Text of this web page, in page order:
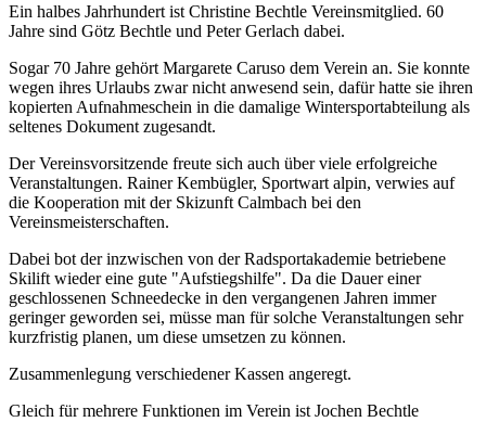
Ein halbes Jahrhundert ist Christine Bechtle Vereinsmitglied. 60
Jahre sind Götz Bechtle und Peter Gerlach dabei.
Sogar 70 Jahre gehört Margarete Caruso dem Verein an. Sie konnte
wegen ihres Urlaubs zwar nicht anwesend sein, dafür hatte sie ihren
kopierten Aufnahmeschein in die damalige Wintersportabteilung als
seltenes Dokument zugesandt.
Der Vereinsvorsitzende freute sich auch über viele erfolgreiche
Veranstaltungen. Rainer Kembügler, Sportwart alpin, verwies auf
die Kooperation mit der Skizunft Calmbach bei den
Vereinsmeisterschaften.
Dabei bot der inzwischen von der Radsportakademie betriebene
Skilift wieder eine gute "Aufstiegshilfe". Da die Dauer einer
geschlossenen Schneedecke in den vergangenen Jahren immer
geringer geworden sei, müsse man für solche Veranstaltungen sehr
kurzfristig planen, um diese umsetzen zu können.
Zusammenlegung verschiedener Kassen angeregt.
Gleich für mehrere Funktionen im Verein ist Jochen Bechtle